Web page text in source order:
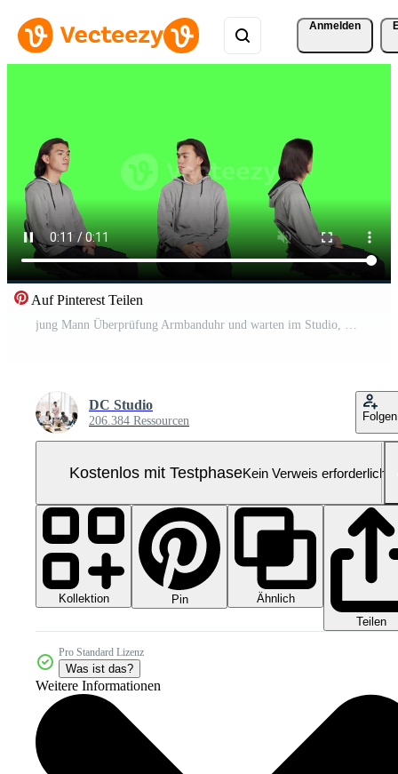
Anmelden
Auf Pinterest Teilen
jung Mann Überprüfung Armbanduhr und warten im Studio, Schauspielkunst ungeduldig während Sitzung auf Stuhl Über grüner Bildschirm. männlich Modell- suchen beim Zeit auf Kamera, optimistisch Person mit betrachten. Pro Video
DC Studio
206.384 Ressourcen Folgen
Kostenlos mit TestphaseKein Verweis erforderlich
Kollektion Pin
Ähnlich
Teilen
Pro Standard Lizenz
Was ist das?
Weitere Informationen